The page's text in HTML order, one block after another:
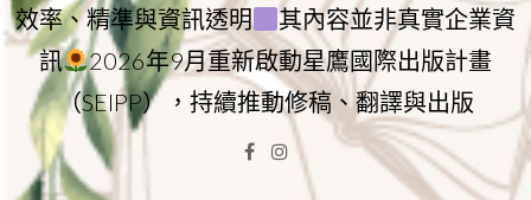
效率、精準與資訊透明
其內容並非真實企業資
訊
2026年9月重新啟動星鷹國際出版計畫
（SEIPP），持續推動修稿、翻譯與出版
Facebook
Instagram